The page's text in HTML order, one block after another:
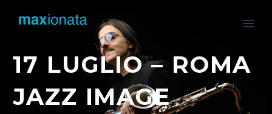
17 LUGLIO – ROMA
JAZZ IMAGE